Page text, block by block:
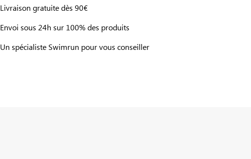
Livraison gratuite dès 90€
Envoi sous 24h sur 100% des produits
Un spécialiste Swimrun pour vous conseiller